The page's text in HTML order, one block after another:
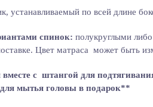
устанавливаемый по всей длине
спинок: полукруглыми
Цвет матраса может быть
вместе с штангой для
мытья головы в подарок**